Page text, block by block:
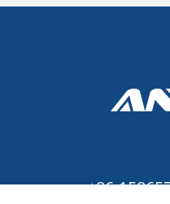
+86-